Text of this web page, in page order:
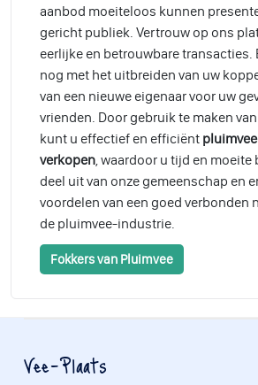
aanbod moeiteloos kunnen
gericht publiek. Vertrouw op ons
eerlijke en betrouwbare transacties.
nog met het uitbreiden van uw
van een nieuwe eigenaar voor uw
vrienden. Door gebruik te maken
kunt u effectief en efficiënt
verkopen, waardoor u tijd en moeite
deel uit van onze gemeenschap en
voordelen van een goed verbonden
de pluimvee-industrie.
Fokkers van Pluimvee
Vee-Plaats